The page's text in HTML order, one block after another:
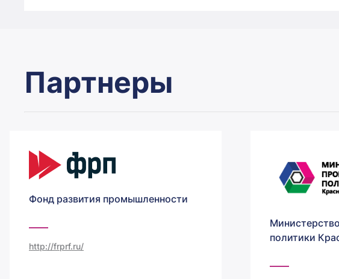
Партнеры
Фонд развития промышленности
http://frprf.ru/
политики